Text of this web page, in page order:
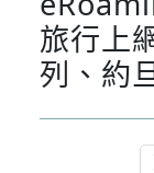
旅行上
列、約